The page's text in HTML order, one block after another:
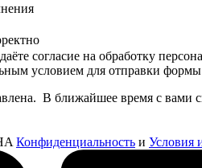
согласие на обработку
условием для отправки формы
В ближайшее время с вами
Конфиденциальность и Условия